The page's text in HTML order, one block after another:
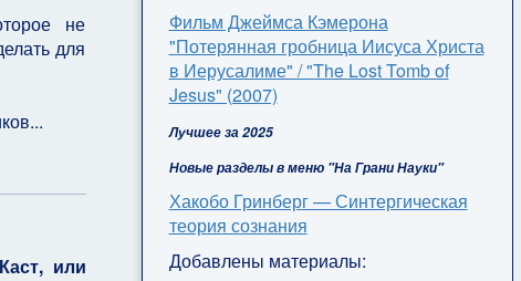
не
для
или
Фильм Джеймса Кэмерона
"Потерянная гробница Иисуса Христа
в Иерусалиме" / "The Lost Tomb of
Jesus" (2007)
Лучшее за 2025
Новые разделы в меню "На Грани Науки"
Хакобо Гринберг — Синтергическая
теория сознания
Добавлены материалы: